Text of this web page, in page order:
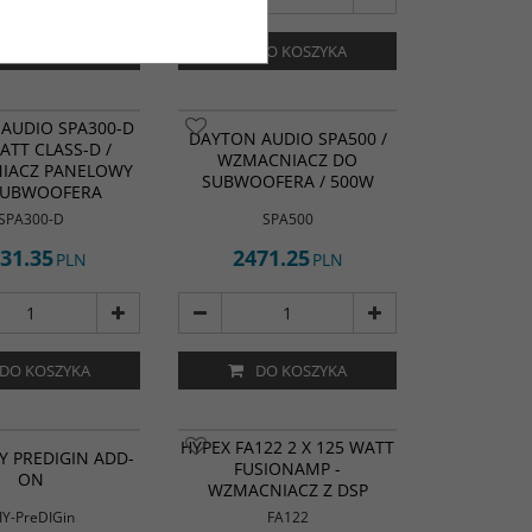
DO KOSZYKA
SPA300-D
CLASS-D /
PANELOWY
SPA300-D
PLN
DO KOSZYKA
DAYTON AUDIO SPA500 /
WZMACNIACZ DO
SUBWOOFERA / 500W
SPA500
2471.25PLN
DO KOSZYKA
PREDIGIN ADD-
ON
PreDIGin
HYPEX FA122 2 X 125 WATT
FUSIONAMP -
WZMACNIACZ Z DSP
FA122